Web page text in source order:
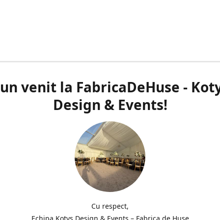
venit la FabricaDeHuse -
Design & Events!
Cu respect,